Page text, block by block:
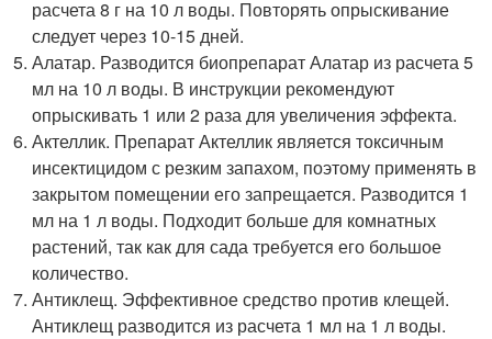
расчета 8 г на 10 л воды. Повторять опрыскивание
следует через 10-15 дней.
Алатар. Разводится биопрепарат Алатар из расчета 5
мл на 10 л воды. В инструкции рекомендуют
опрыскивать 1 или 2 раза для увеличения эффекта.
Актеллик. Препарат Актеллик является токсичным
инсектицидом с резким запахом, поэтому применять в
закрытом помещении его запрещается. Разводится 1
мл на 1 л воды. Подходит больше для комнатных
растений, так как для сада требуется его большое
количество.
Антиклещ. Эффективное средство против клещей.
Антиклещ разводится из расчета 1 мл на 1 л воды.